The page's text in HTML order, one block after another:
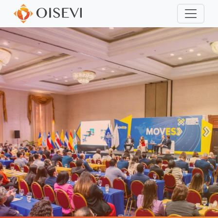
Pasar al contenido principal